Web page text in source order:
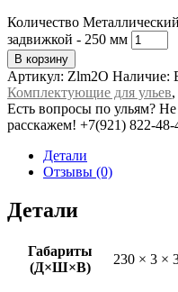
Количество
задвижкой - 250 мм
В корзину
Артикул: Zlm2O Наличие:
Комплектующие для ульев,
Есть вопросы по ульям? Не
расскажем! +7(921) 822-48-
Детали
Отзывы (0)
Детали
Габариты
(Д×Ш×В)
230 × 3 ×